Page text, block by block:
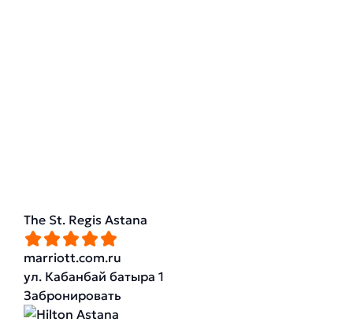
The St. Regis Astana
marriott.com.ru
ул. Кабанбай батыра 1
Забронировать